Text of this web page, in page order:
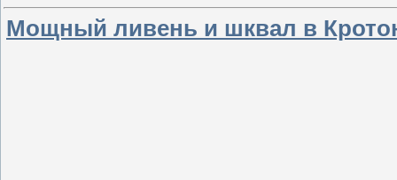
Мощный ливень и шквал в